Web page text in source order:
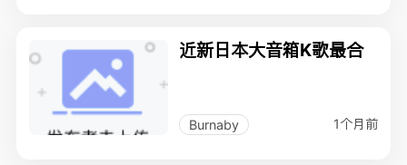
近新日本大音箱K歌最合
Burnaby 1个月前